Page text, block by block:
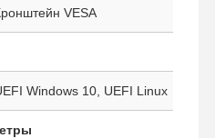
VESA
Windows 10, UEFI Linux